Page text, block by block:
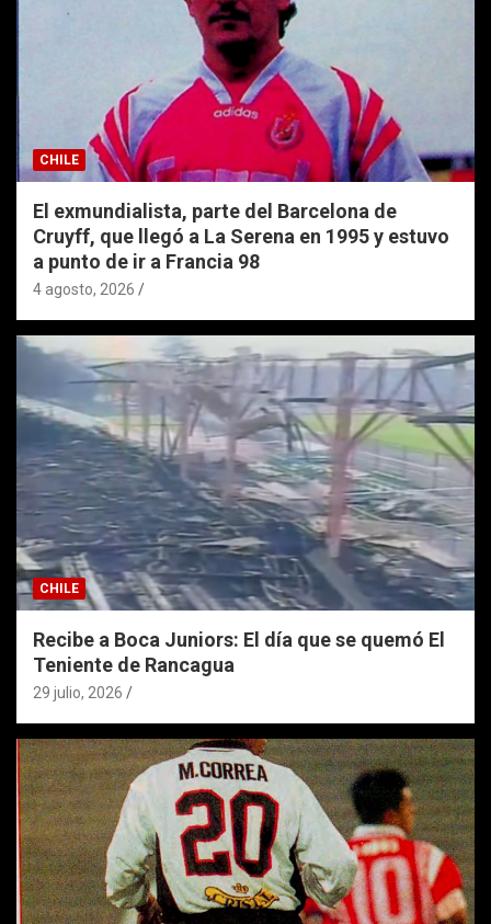
CHILE
El exmundialista, parte del Barcelona de
Cruyff, que llegó a La Serena en 1995 y estuvo
a punto de ir a Francia 98
4 agosto, 2026
CHILE
Recibe a Boca Juniors: El día que se quemó El
Teniente de Rancagua
29 julio, 2026